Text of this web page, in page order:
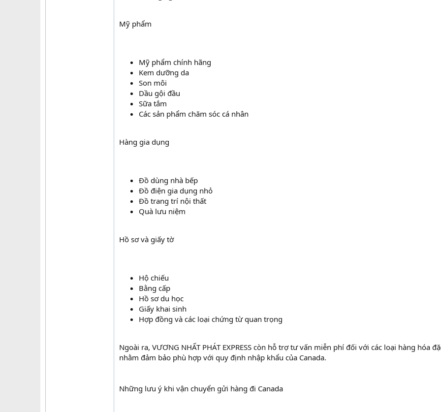
Mỹ phẩm
Mỹ phẩm chính hãng
Kem dưỡng da
Son môi
Dầu gội đầu
Sữa tắm
Các sản phẩm chăm sóc cá nhân
Hàng gia dụng
Đồ dùng nhà bếp
Đồ điện gia dụng nhỏ
Đồ trang trí nội thất
Quà lưu niệm
Hồ sơ và giấy tờ
Hộ chiếu
Bằng cấp
Hồ sơ du học
Giấy khai sinh
Hợp đồng và các loại chứng từ quan trọng
Ngoài ra, VƯƠNG NHẤT PHÁT EXPRESS còn hỗ trợ tư vấn miễn phí đối với các loại hàng hóa
nhằm đảm bảo phù hợp với quy định nhập khẩu của Canada.
Những lưu ý khi vận chuyển gửi hàng đi Canada